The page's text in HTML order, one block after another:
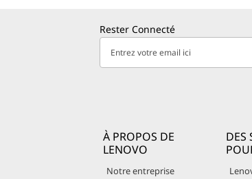
Rester Connecté
Entrez votre email ici
À PROPOS DE
LENOVO
Notre entreprise
DES